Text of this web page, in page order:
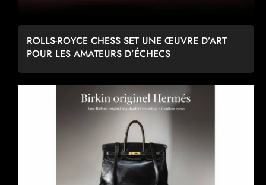
ROLLS-ROYCE CHESS SET UNE ŒUVRE D’ART
POUR LES AMATEURS D’ÉCHECS